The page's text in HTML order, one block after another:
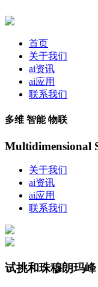
首页
关于我们
ai资讯
ai应用
联系我们
多维 智能 物联
Multidimensional
关于我们
ai资讯
ai应用
联系我们
试挑和珠穆朗玛峰